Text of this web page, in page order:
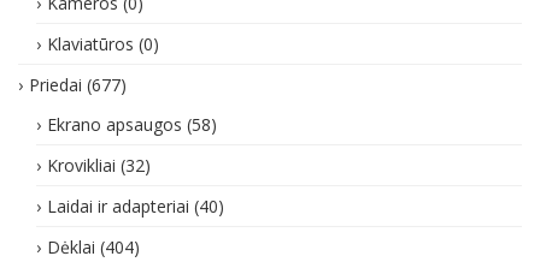
Klaviatūros (0)
Priedai (677)
Ekrano apsaugos (58)
Krovikliai (32)
Laidai ir adapteriai (40)
Dėklai (404)